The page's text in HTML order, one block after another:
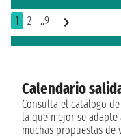
1 2 ..9
Calendario
Consulta el catálogo
la que mejor se
muchas propuestas de